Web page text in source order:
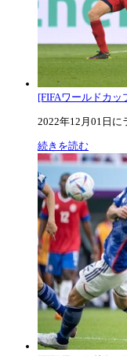
[FIFAワールドカッ
2022年12月01日に
続きを読む